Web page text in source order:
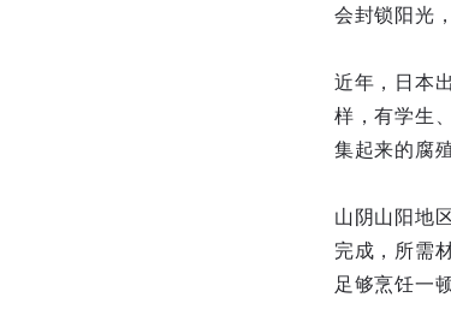
会封锁阳光
近年，日本
样，有学生
集起来的腐
山阴山阳地
完成，所需
足够烹饪一